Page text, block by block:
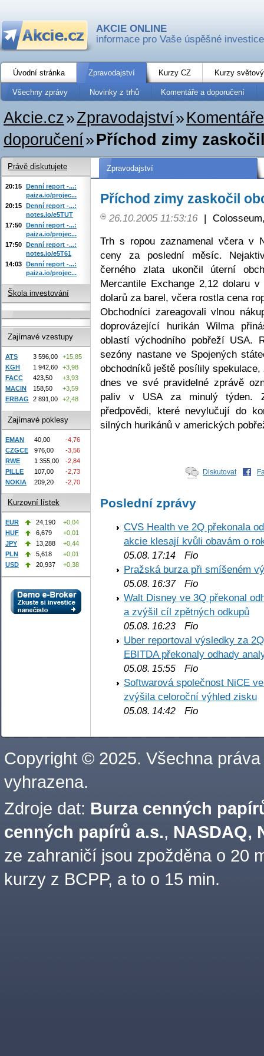
AKCIE ONLINE
informace pro Vaše úspěšné investice
Úvodní stránka Zpravodajství Kurzy CZ Kurzy
Všechny zprávy Novinky z trhů Komentáře a doporučení
Akcie.cz»Zpravodajství»
doporučení»Příchod zimy
Zpravodajství
Příchod zimy zaskočil
26.10.2005 11:53:16 |
Trh s ropou zaznamenal včera v
ceny za poslední měsíc.
černého zlata ukončil úterní
Mercantile Exchange 2,12 dolaru
dolarů za barel, včera rostla cena
Obchodníci zareagovali vlnou
doprovázející hurikán Wilma
oblastí východního pobřeží USA.
sezóny nastane ve Spojených
obchodníků ještě posílily
dnes ve své pravidelné zprávě
paliv v USA za minulý týden.
předpovědi, které nevylučují do
silných hurikánů v amerických
Diskutovat
Poslední zprávy
CVS Health ve 2Q překonala
akcie klesají kvůli obavám o
05.08. 17:14 Fio
Pražská burza při smíšeném
05.08. 16:37Fio
Walt Disney ve 3Q překonal
a zvýšil cíl zpětných odkupů
05.08. 16:23 Fio
Uber reportoval výsledky za
EBITDA překonaly odhady
05.08. 15:55 Fio
Softwarová společnost NiCE
zvýšila celoroční výhled zisku
05.08. 14:42 Fio
Právě diskutujete
20:15 Denní report -...:
paiza.io/projec...
20:15 Denní report -...:
notes.io/e5TUT
17:50 Denní report -...:
paiza.io/projec...
17:50 Denní report -...:
notes.io/e5T61
14:03 Denní report -...:
paiza.io/projec...
Škola investování
Zajímavé vzestupy
ATS 3 596,00
+15,85
KGH
1 942,60
+3,98
FACC
423,50
+3,93
MACIN
158,50
+3,59
ERBAG
2 891,00 +2,48
Zajímavé poklesy
EMAN 40,00
-4,76
CZGCE
976,00
-3,56
RWE
1 355,00
-2,84
PILLE
107,00
-2,73
NOKIA
209,20 -2,70
Kurzovní lístek
EUR 24,190
+0,04
HUF
6,679
+0,01
JPY
13,288
+0,44
PLN
5,618
+0,01
USD
20,937 +0,38
Copyright © 2025. Všechna práva
vyhrazena.
Zdroje dat: Burza cenných
cenných papírů a.s., NASDAQ,
ze zahraničí jsou zpožděna o 20
kurzy z BCPP, a to o 15 min.